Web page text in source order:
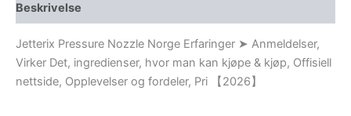
Beskrivelse
Jetterix Pressure Nozzle Norge Erfaringer ➤ Anmeldelser,
Virker Det, ingredienser, hvor man kan kjøpe & kjøp, Offisiell
nettside, Opplevelser og fordeler, Pri 【2026】